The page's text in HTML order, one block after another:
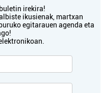
irekira!
ikusienak, martxan
egitarauen agenda eta